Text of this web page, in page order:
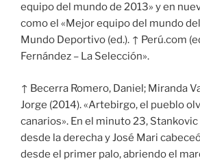
equipo del mundo de 2013» y en
como el «Mejor equipo del mundo
Mundo Deportivo (ed.). ↑ Perú.com
Fernández – La Selección».
↑ Becerra Romero, Daniel; Miranda
Jorge (2014). «Artebirgo, el pueblo
canarios». En el minuto 23,
desde la derecha y José Mari
desde el primer palo, abriendo el